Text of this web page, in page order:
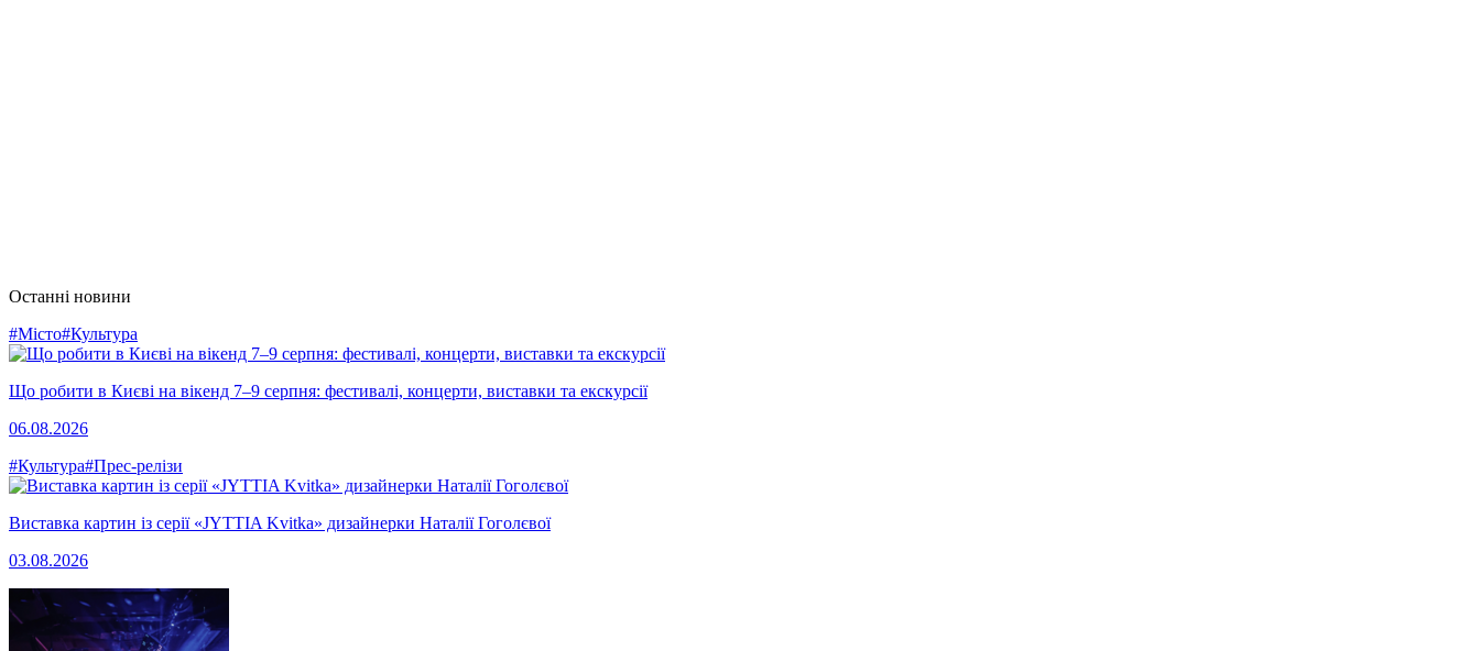
Останні новини
#Місто#Культура
Що робити в Києві на вікенд 7–9 серпня: фестивалі, концерти, виставки та екскурсії
06.08.2026
#Культура#Прес-релізи
Виставка картин із серії «JYTTIA Kvitka» дизайнерки Наталії Гоголєвої
03.08.2026